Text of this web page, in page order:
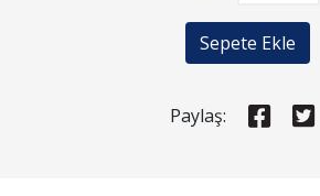
Sepete Ekle
Paylaş: